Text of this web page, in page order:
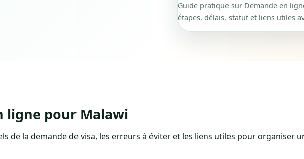
Guide pratique sur Demande en
étapes, délais, statut et liens utiles
ligne pour Malawi
de la demande de visa, les erreurs à éviter et les liens utiles pour organiser